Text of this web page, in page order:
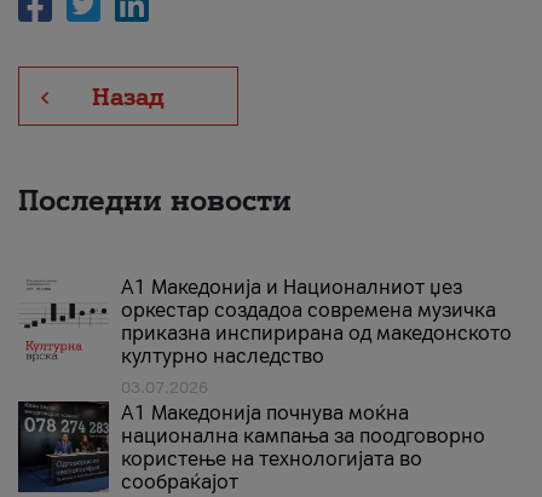
Назад
Последни новости
А1 Македонија и Националниот џез
оркестар создадоа современа музичка
приказна инспирирана од македонското
културно наследство
03.07.2026
A1 Македонија почнува моќна
национална кампања за поодговорно
користење на технологијата во
сообраќајот